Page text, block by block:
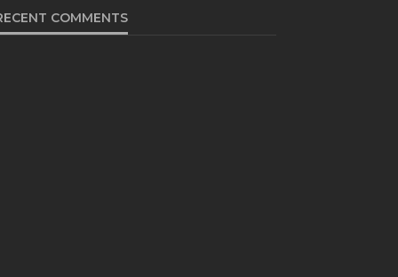
COMMENTS